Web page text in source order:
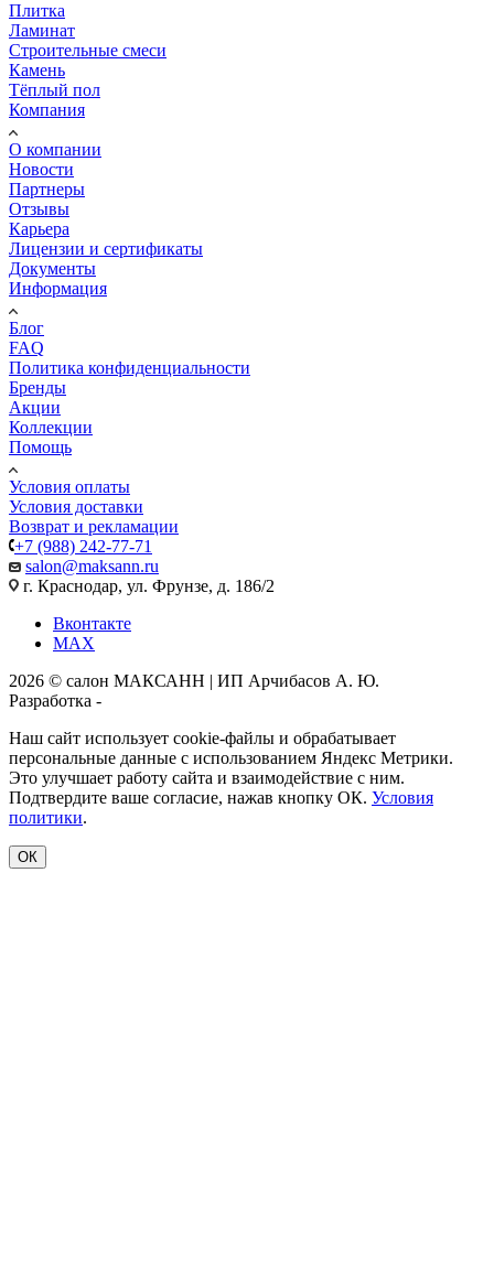
Плитка
Ламинат
Строительные смеси
Камень
Тёплый пол
Компания
О компании
Новости
Партнеры
Отзывы
Карьера
Лицензии и сертификаты
Документы
Информация
Блог
FAQ
Политика конфиденциальности
Бренды
Акции
Коллекции
Помощь
Условия оплаты
Условия доставки
Возврат и рекламации
+7 (988) 242-77-71
salon@maksann.ru
г. Краснодар, ул. Фрунзе, д. 186/2
Вконтакте
MAX
2026 © салон МАКСАНН | ИП Арчибасов А. Ю.
Разработка -
Наш сайт использует cookie-файлы и обрабатывает
персональные данные с использованием Яндекс Метрики.
Это улучшает работу сайта и взаимодействие с ним.
Подтвердите ваше согласие, нажав кнопку ОК. Условия
политики.
ОК